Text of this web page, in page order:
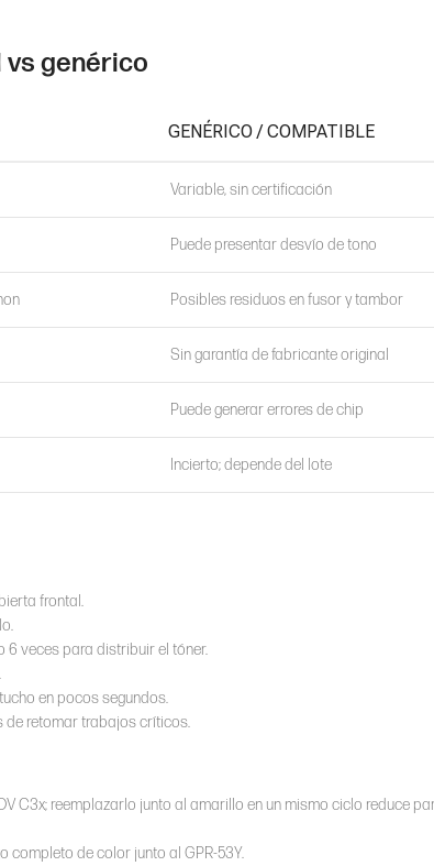
vs genérico
GENÉRICO / COMPATIBLE
Variable, sin certificación
Puede presentar desvío de tono
Posibles residuos en fusor y tambor
Sin garantía de fabricante original
Puede generar errores de chip
Incierto; depende del lote
frontal.
6 veces para distribuir el tóner.
en pocos segundos.
de retomar trabajos críticos.
C3x; reemplazarlo junto al amarillo en un mismo ciclo reduce
completo de color junto al GPR-53Y.